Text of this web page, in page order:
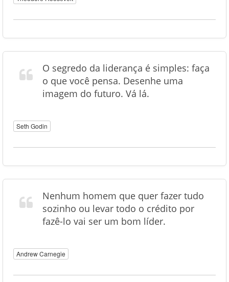
O segredo da liderança é simples: faça
o que você pensa. Desenhe uma
imagem do futuro. Vá lá.
Seth Godin
Nenhum homem que quer fazer tudo
sozinho ou levar todo o crédito por
fazê-lo vai ser um bom líder.
Andrew Carnegie